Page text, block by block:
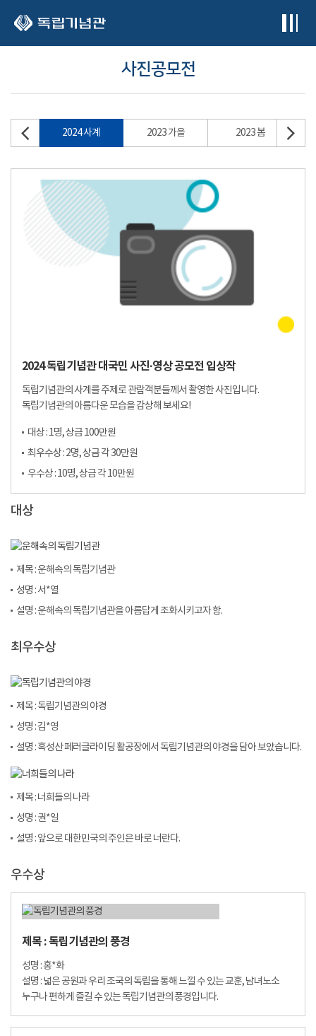
사진공모전
2024 사계 2023 가을 2023 봄
2024 독립기념관 대국민 사진·영상 공모전 입상작
독립기념관의 사계를 주제로 관람객분들께서 촬영한 사진입니다.
독립기념관의 아름다운 모습을 감상해 보세요!
대상 : 1명, 상금 100만원
최우수상 : 2명, 상금 각 30만원
우수상 : 10명, 상금 각 10만원
대상
제목 : 운해속의 독립기념관
성명 : 서*열
설명 : 운해속의 독립기념관을 아름답게 조화시키고자 함.
최우수상
제목 : 독립기념관의 야경
성명 : 김*영
설명 : 흑성산 페러글라이딩 활공장에서 독립기념관의 야경을 담아 보았습니다.
제목 : 너희들의 나라
성명 : 권*일
설명 : 앞으로 대한민국의 주인은 바로 너란다.
우수상
제목 : 독립기념관의 풍경
성명 : 홍*화
설명 : 넓은 공원과 우리 조국의 독립을 통해 느낄 수 있는 교훈, 남녀노소
누구나 편하게 즐길 수 있는 독립기념관의 풍경입니다.